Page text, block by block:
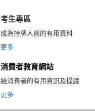
考生專區
成為持牌人前的有用資料
更多
消費者教育網站
給消費者的有用資訊及提議
更多